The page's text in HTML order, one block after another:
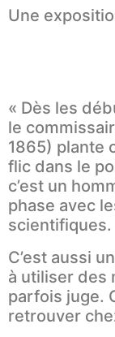
Une
« Dès les
le
1865) plante
flic dans le
c’est un
phase avec
scientifiques.
C’est aussi
à utiliser des
parfois juge.
retrouver